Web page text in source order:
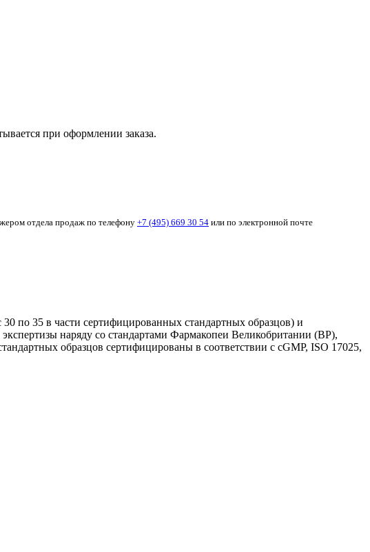
при оформлении заказа.
отдела продаж по телефону +7 (495) 669 30 54 или по электронной почте
по 35 в части сертифицированных стандартных образцов) и
наряду со стандартами Фармакопеи Великобритании (BP),
образцов сертифицированы в соответствии с cGMP, ISO 17025,